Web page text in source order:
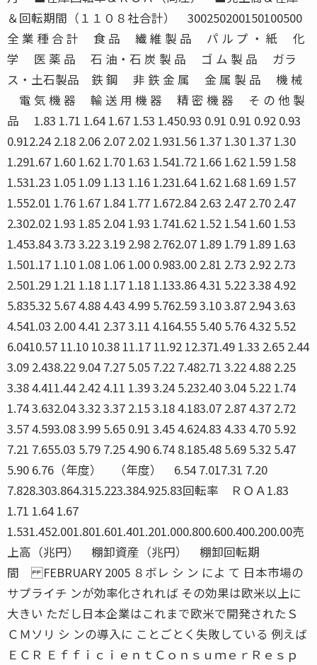
＆回転期間（１１０８社合計） 300250200150100500
全 業 種 合 計 食 品 繊 維 製 品 パ ル プ ・ 紙 化
学 医 薬 品 石 油・石 炭 製 品 ゴ ム 製 品 ガラ
ス・土石製品 鉄 鋼 非 鉄 金 属 金 属 製 品 機 械
電 気 機 器 輸 送 用 機 器 精 密 機 器 そ の 他 製
品 1.83 1.71 1.64 1.67 1.53 1.450.93 0.91 0.91 0.92 0.93
0.912.24 2.18 2.06 2.07 2.02 1.931.56 1.37 1.30 1.37 1.30
1.291.67 1.60 1.62 1.70 1.63 1.541.72 1.66 1.62 1.59 1.58
1.531.23 1.05 1.09 1.13 1.16 1.231.64 1.62 1.68 1.69 1.57
1.552.01 1.76 1.67 1.84 1.77 1.672.84 2.63 2.47 2.70 2.47
2.302.02 1.93 1.85 2.04 1.93 1.741.62 1.52 1.54 1.60 1.53
1.453.84 3.73 3.22 3.19 2.98 2.762.07 1.89 1.79 1.89 1.63
1.501.17 1.10 1.08 1.06 1.00 0.983.00 2.81 2.73 2.92 2.73
2.501.29 1.21 1.18 1.17 1.18 1.133.86 4.31 5.22 3.38 4.92
5.835.32 5.67 4.88 4.43 4.99 5.762.59 3.10 3.87 2.94 3.63
4.541.03 2.00 4.41 2.37 3.11 4.164.55 5.40 5.76 4.32 5.52
6.0410.57 11.10 10.38 11.17 11.92 12.371.49 1.33 2.65 2.44
3.09 2.438.22 9.04 7.27 5.05 7.22 7.482.71 3.22 4.88 2.25
3.38 4.411.44 2.42 4.11 1.39 3.24 5.232.40 3.04 5.22 1.74
1.74 3.632.04 3.32 3.37 2.15 3.18 4.183.07 2.87 4.37 2.72
3.57 4.593.08 3.99 5.65 0.91 3.45 4.624.83 4.33 4.70 5.92
7.21 7.655.03 5.79 7.25 4.90 6.74 8.185.48 5.69 5.32 5.47
5.90 6.76（年度） （年度） 6.54 7.017.31 7.20
7.828.303.864.315.223.384.925.83回転率 ＲＯＡ1.83
1.71 1.64 1.67
1.531.452.001.801.601.401.201.000.800.600.400.200.00売
上高（兆円） 棚卸資産（兆円） 棚卸回転期
間 FEBRUARY 2005 ８ボレ シ ン によ て 日本市場の
サプライチ ンが効率化されれば その効果は欧米以上に
大きい ただし日本企業はこれまで欧米で開発されたＳ
ＣＭソリ シ ンの導入に ことごとく失敗している 例えば
ＥＣＲ ＥｆｆｉｃｉｅｎｔＣｏｎｓｕｍｅｒＲｅｓｐ